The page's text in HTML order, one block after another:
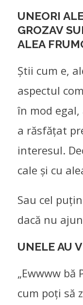
UNEORI
GROZAV
ALEA
Știi cum e,
aspectul
în mod
a răsfățat
interesul.
cale și cu
Sau cel
dacă nu
UNELE AU
„Ewwww bă
cum poți să